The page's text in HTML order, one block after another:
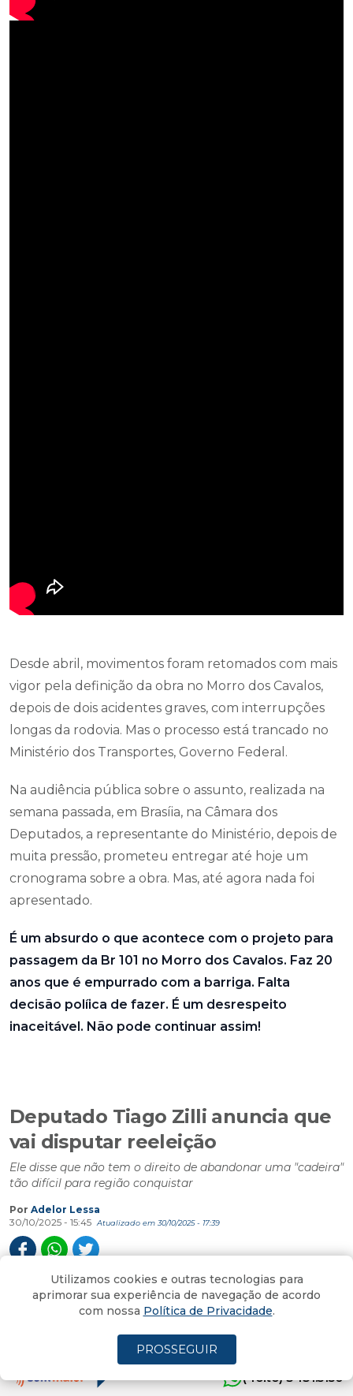
Desde abril, movimentos foram retomados com mais
vigor pela definição da obra no Morro dos Cavalos,
depois de dois acidentes graves, com interrupções
longas da rodovia. Mas o processo está trancado no
Ministério dos Transportes, Governo Federal.
Na audiência pública sobre o assunto, realizada na
semana passada, em Brasíia, na Câmara dos
Deputados, a representante do Ministério, depois de
muita pressão, prometeu entregar até hoje um
cronograma sobre a obra. Mas, até agora nada foi
apresentado.
É um absurdo o que acontece com o projeto para
passagem da Br 101 no Morro dos Cavalos. Faz 20
anos que é empurrado com a barriga. Falta
decisão políica de fazer. É um desrespeito
inaceitável. Não pode continuar assim!
Deputado Tiago Zilli anuncia que
vai disputar reeleição
Ele disse que não tem o direito de abandonar uma "cadeira"
tão difícil para região conquistar
Por Adelor Lessa
30/10/2025 - 15:45
Atualizado em 30/10/2025 - 17:39
O deputado estadual Tiago Zilli (MDB) anunciou
hoje à tarde, no dia do seu aniversário, durante
entrevista coletiva, em Turvo, que será candidato à
“Eu não tenho direito de abandonar uma cadeira
(4oito) 3431.5150
Utilizamos cookies e outras tecnologias para
aprimorar sua experiência de navegação de acordo
com nossa Política de Privacidade.
PROSSEGUIR